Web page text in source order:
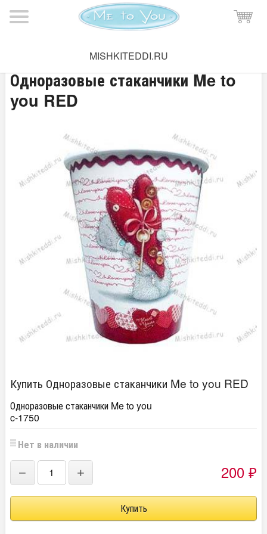
MISHKITEDDI.RU
Одноразовые стаканчики Me to
you RED
Купить Одноразовые стаканчики Me to you RED
Одноразовые стаканчики Me to you
c-1750
Нет в наличии
− + 200 ₽